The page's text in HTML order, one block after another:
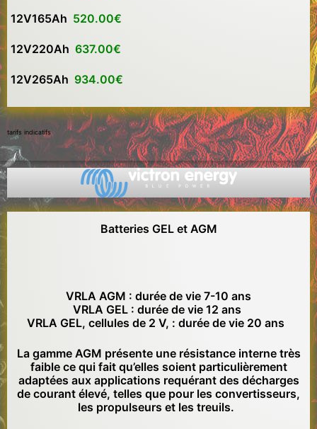
12V165Ah 520.00€
12V220Ah 637.00€
12V265Ah 934.00€
tarifs indicatifs
Batteries GEL et AGM
VRLA AGM : durée de vie 7-10 ans
VRLA GEL : durée de vie 12 ans
VRLA GEL, cellules de 2 V, : durée de vie 20 ans
La gamme AGM présente une résistance interne très
faible ce qui fait qu’elles soient particulièrement
adaptées aux applications requérant des décharges
de courant élevé, telles que pour les convertisseurs,
les propulseurs et les treuils.